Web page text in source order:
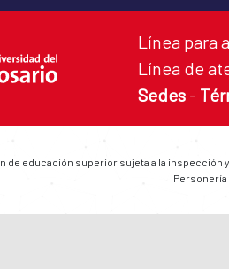
Línea para
Línea de
Sedes -
de educación superior sujeta a la inspección
Personería